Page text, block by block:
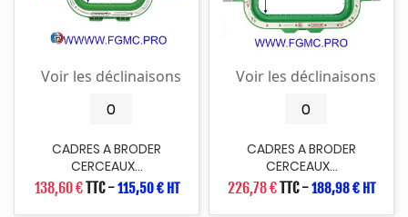
Voir les déclinaisons
CADRES A BRODER
CERCEAUX...
138,60 €TTC-115,50 € HT
Voir les déclinaisons
CADRES A BRODER
CERCEAUX...
226,78 €TTC-188,98 € HT